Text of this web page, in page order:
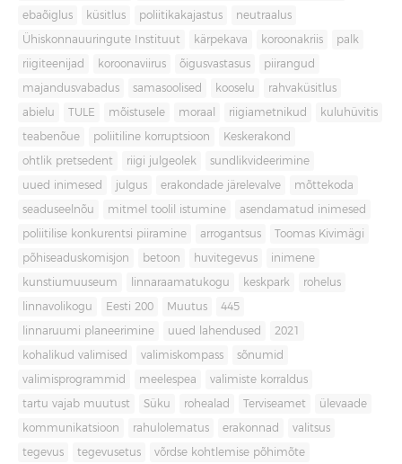
ebaõiglus küsitlus poliitikakajastus neutraalus
Ühiskonnauuringute Instituut kärpekava koroonakriis palk
riigiteenijad koroonaviirus õigusvastasus piirangud
majandusvabadus samasoolised kooselu rahvaküsitlus
abielu TULE mõistusele moraal riigiametnikud kuluhüvitis
teabenõue poliitiline korruptsioon Keskerakond
ohtlik pretsedent riigi julgeolek sundlikvideerimine
uued inimesed julgus erakondade järelevalve mõttekoda
seaduseelnõu mitmel toolil istumine asendamatud inimesed
poliitilise konkurentsi piiramine arrogantsus Toomas Kivimägi
põhiseaduskomisjon betoon huvitegevus inimene
kunstiumuuseum linnaraamatukogu keskpark rohelus
linnavolikogu Eesti 200 Muutus 445
linnaruumi planeerimine uued lahendused 2021
kohalikud valimised valimiskompass sõnumid
valimisprogrammid meelespea valimiste korraldus
tartu vajab muutust Süku rohealad Terviseamet ülevaade
kommunikatsioon rahulolematus erakonnad valitsus
tegevus tegevusetus võrdse kohtlemise põhimõte